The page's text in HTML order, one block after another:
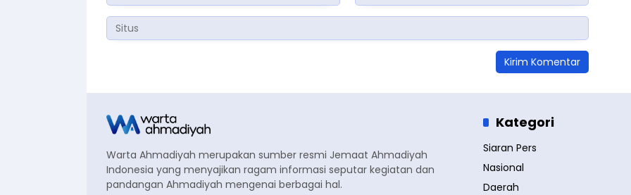
Warta Ahmadiyah merupakan sumber resmi Jemaat Ahmadiyah
Indonesia yang menyajikan ragam informasi seputar kegiatan dan
pandangan Ahmadiyah mengenai berbagai hal.
Kategori
Siaran Pers
Nasional
Daerah